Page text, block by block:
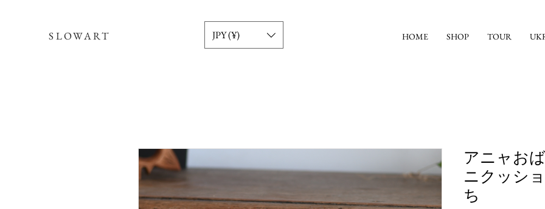
HOME SHOP TOUR
SLOWART JPY (¥)
アニャお
ニクッシ
ち